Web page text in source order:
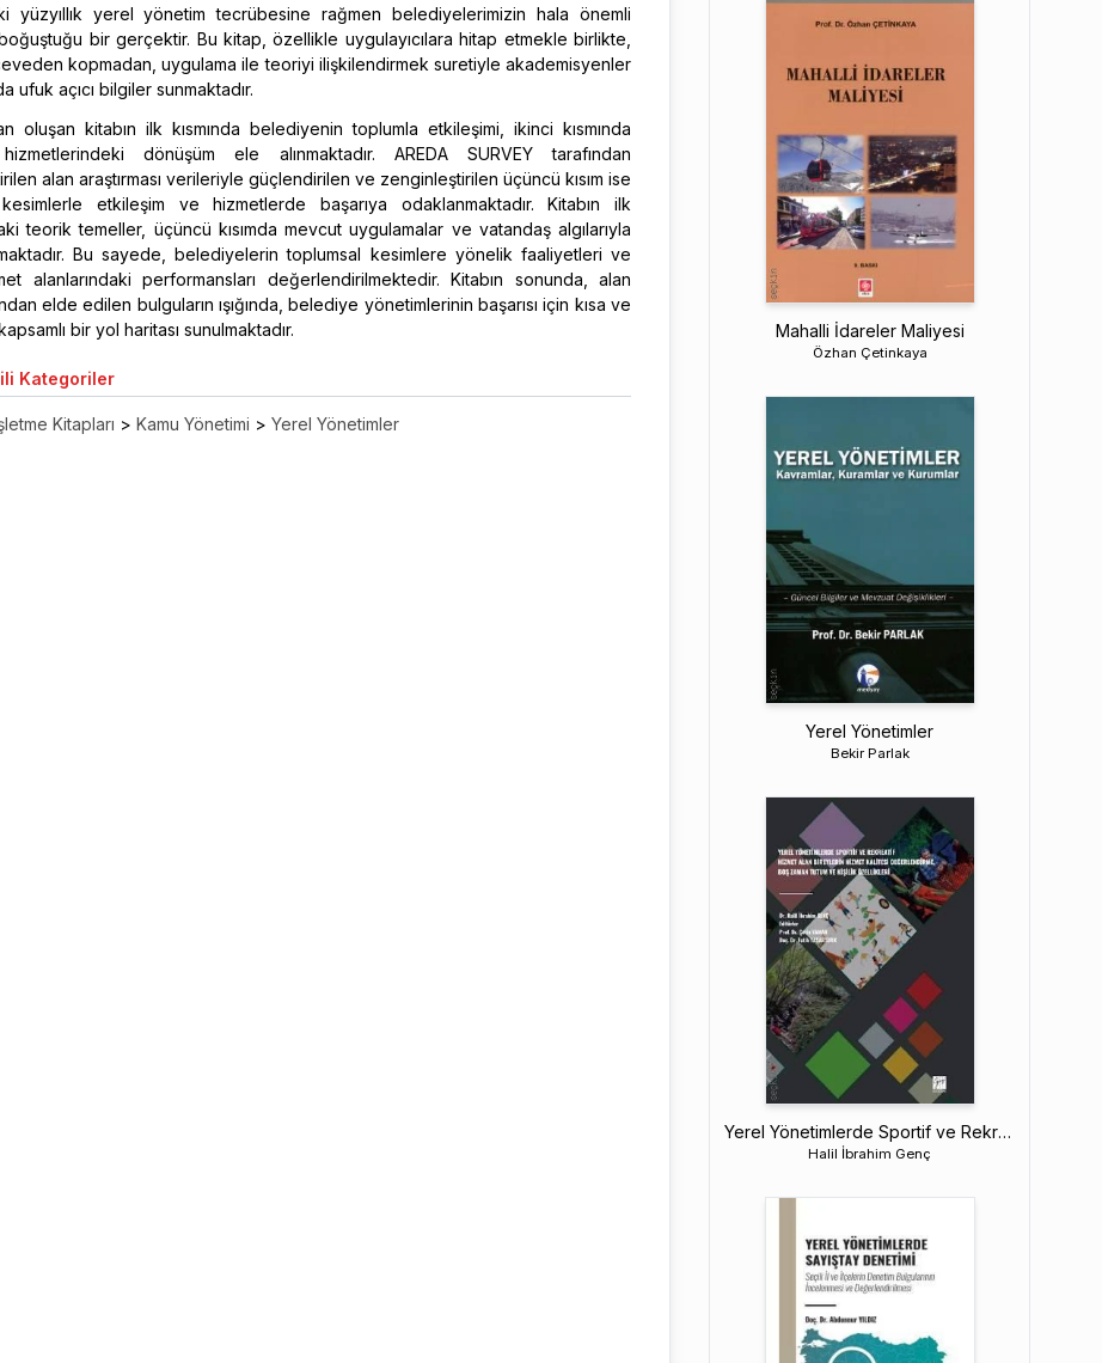
yüzyıllık yerel yönetim tecrübesine rağmen belediyelerimizin hala önemli
bir gerçektir. Bu kitap, özellikle uygulayıcılara hitap etmekle birlikte,
kopmadan, uygulama ile teoriyi ilişkilendirmek suretiyle akademisyenler
ufuk açıcı bilgiler sunmaktadır.
oluşan kitabın ilk kısmında belediyenin toplumla etkileşimi, ikinci kısmında
dönüşüm ele alınmaktadır. AREDA SURVEY tarafından
alan araştırması verileriyle güçlendirilen ve zenginleştirilen üçüncü kısım ise
etkileşim ve hizmetlerde başarıya odaklanmaktadır. Kitabın ilk
teorik temeller, üçüncü kısımda mevcut uygulamalar ve vatandaş algılarıyla
Bu sayede, belediyelerin toplumsal kesimlere yönelik faaliyetleri ve
alanlarındaki performansları değerlendirilmektedir. Kitabın sonunda, alan
elde edilen bulguların ışığında, belediye yönetimlerinin başarısı için kısa ve
bir yol haritası sunulmaktadır.
Kategoriler
Kitapları > Kamu Yönetimi > Yerel Yönetimler
Mahalli İdareler Maliyesi
Özhan Çetinkaya
Yerel Yönetimler
Bekir Parlak
Yerel Yönetimlerde Sportif ve Rekreatif Hizmet Alan Bireylerin Hizmet Kalitesi Değerlendirme, Boş Zaman Tutum ve Kişilik Özellikleri
Halil İbrahim Genç